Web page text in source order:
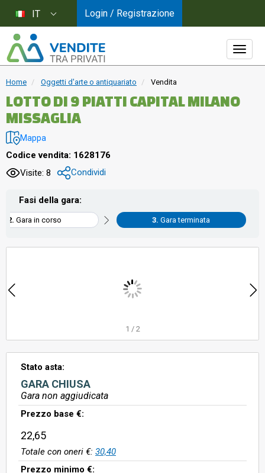
Home Oggetti d'arte o antiquariato Vendita
LOTTO DI 9 PIATTI CAPITAL MILANO
MISSAGLIA
Mappa
Codice vendita: 1628176
Visite: 8
Condividi
Fasi della gara:
Gara in corso Gara terminata
1 / 2
Stato asta:
GARA CHIUSA
Gara non aggiudicata
Prezzo base €:
22,65
Totale con oneri €: 30,40
Prezzo minimo €:
IT Login / Registrazione